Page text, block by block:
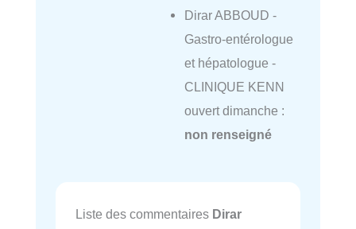
Dirar ABBOUD -
Gastro-entérologue
et hépatologue -
CLINIQUE KENN
ouvert dimanche :
non renseigné
Liste des commentaires Dirar